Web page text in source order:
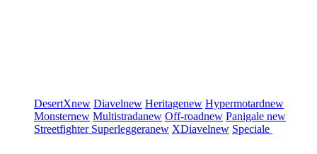
DesertXnew Diavelnew Heritagenew Hypermotardnew
Monsternew Multistradanew Off-roadnew Panigale new
Streetfighter Superleggeranew XDiavelnew Speciale